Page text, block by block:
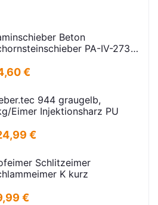
Beton
PA-IV-273
€
944 graugelb,
Eimer Injektionsharz PU
€
Schlitzeimer
K kurz
€